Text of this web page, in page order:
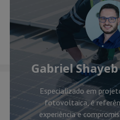
Gabriel
Especializado em
fotovoltaica, é
experiência e